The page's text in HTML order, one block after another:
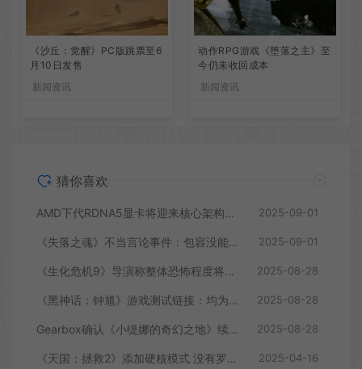
《沙丘：觉醒》PC版跳票至6
月10日发售
新闻资讯
动作RPG游戏《堕落之主》至
今仍未收回成本
新闻资讯
猜你喜欢
AMD下代RDNA5显卡将迎来核心架构大幅升级 2025-09-01
《失落之魂》不当言论事件：包容没能消解过激言论 2025-09-01
《生化危机9》导演称整体恐怖程度将进一步提升 2025-08-28
《黑神话：钟馗》游戏测试链接：均为骗子 2025-08-28
Gearbox确认《小缇娜的奇幻之地》续作正在开发中 2025-08-28
《天国：拯救2》添加硬核模式 没有罗盘和快速旅行 2025-04-16